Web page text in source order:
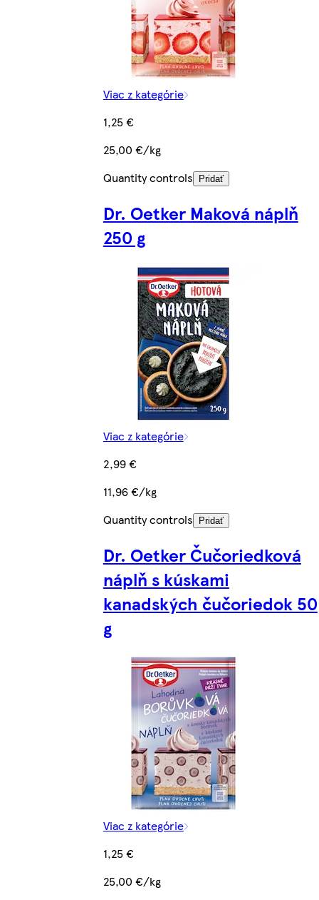
Viac z kategórie
1,25 €
25,00 €/kg
Quantity controls
Pridať
Dr. Oetker Maková náplň
250 g
Viac z kategórie
2,99 €
11,96 €/kg
Quantity controls
Pridať
Dr. Oetker Čučoriedková
náplň s kúskami
kanadských čučoriedok 50
g
Viac z kategórie
1,25 €
25,00 €/kg